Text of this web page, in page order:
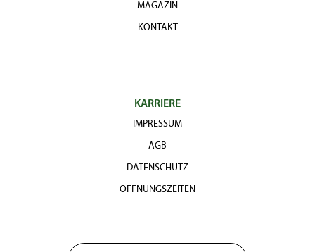
MAGAZIN
KONTAKT
KARRIERE
IMPRESSUM
AGB
DATENSCHUTZ
ÖFFNUNGSZEITEN